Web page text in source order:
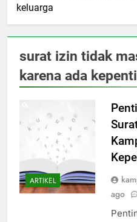
keluarga
surat izin tidak
karena ada
ARTIKEL
ago